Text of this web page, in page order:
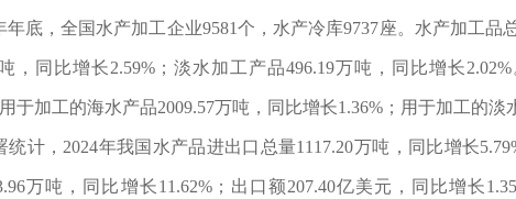
年底，全国水产加工企业9581个，水产冷库9737座。水产加工品
，同比增长2.59%；淡水加工产品496.19万吨，同比增长
于加工的海水产品2009.57万吨，同比增长1.36%；用于加工的淡
统计，2024年我国水产品进出口总量1117.20万吨，同比增长
万吨，同比增长11.62%；出口额207.40亿美元，同比增长